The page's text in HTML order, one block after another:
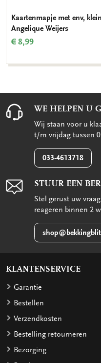
Kaartenmapje met env,
Angelique Weijers
€ 8,99
WE HELPEN U
Wij staan voor u
t/m vrijdag tussen
033-4613718
STUUR EEN
Stel gerust uw
reageren binnen 2
KLANTENSERVICE
Garantie
Bestellen
Verzendkosten
Bestelling retourneren
Bezorging